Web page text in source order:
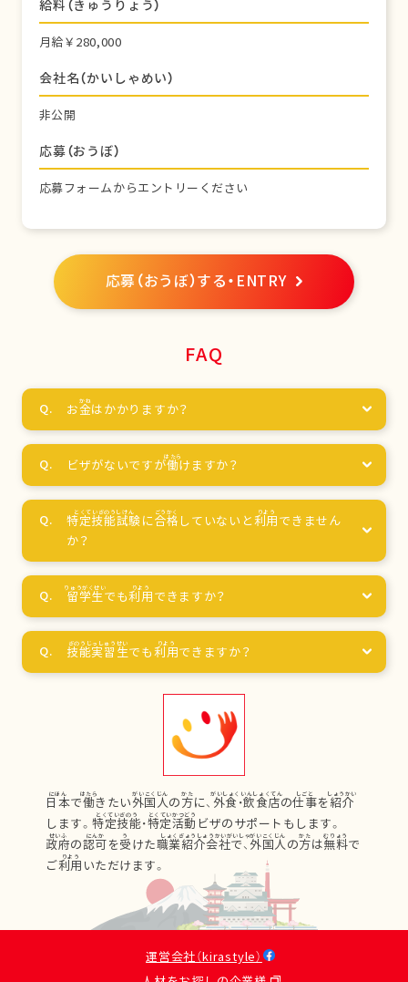
給料（きゅうりょう）
月給￥280,000
会社名（かいしゃめい）
非公開
応募（おうぼ）
応募フォームからエントリーください
応募（おうぼ）する・ENTRY
FAQ
お金はかかりますか？
ビザがないですが働けますか？
特定技能試験に合格 していないと利用 できません
か？
留学生でも利用 できますか？
技能実習生でも利用できますか？
日本で働きたい外国人の方に、 外食 ・飲食店の仕事を紹介
します。特定技能・特定活動 ビザのサポートもします。
政府の認可を受けた職業紹介会社で、 外国人の方は無料で
ご利用 いただけます。
運営会社（kirastyle）